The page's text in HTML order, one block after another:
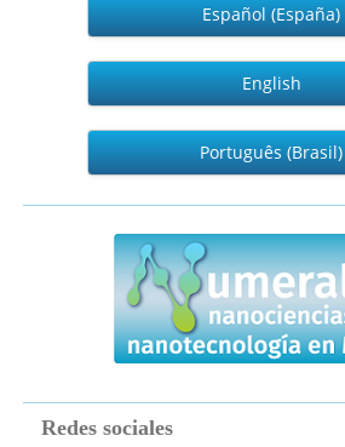
Español (España)
English
Português (Brasil)
numeralia
Redes sociales